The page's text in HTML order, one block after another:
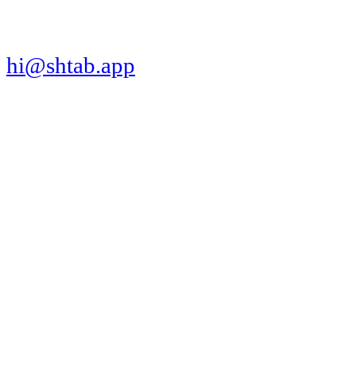
hi@shtab.app